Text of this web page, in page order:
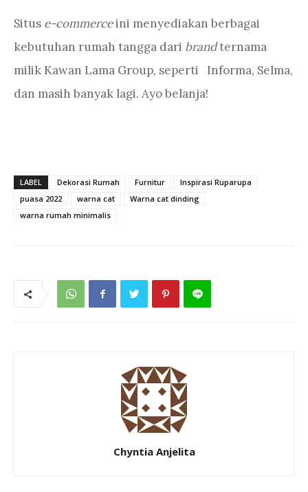
Situs e-commerceini menyediakan berbagai
kebutuhan rumah tangga dari brandternama
milik Kawan Lama Group, seperti Informa, Selma,
dan masih banyak lagi. Ayo belanja!
LABEL Dekorasi Rumah Furnitur
Inspirasi Ruparupa
puasa 2022
warna cat
Warna cat dinding
warna rumah minimalis
Chyntia Anjelita